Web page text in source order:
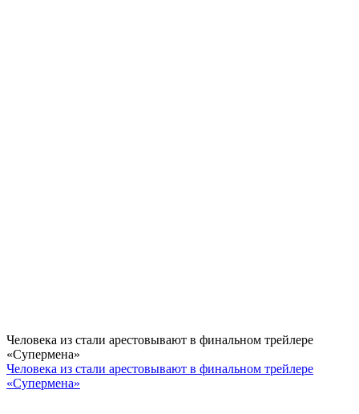
Человека из стали арестовывают в финальном трейлере
«Супермена»
Человека из стали арестовывают в финальном трейлере
«Супермена»